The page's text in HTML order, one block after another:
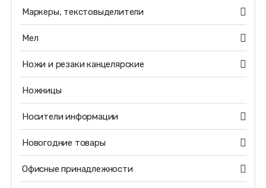
Маркеры, текстовыделители
Мел
Ножи и резаки канцелярские
Ножницы
Носители информации
Новогодние товары
Офисные принадлежности